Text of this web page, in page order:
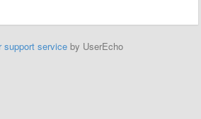
support service by UserEcho